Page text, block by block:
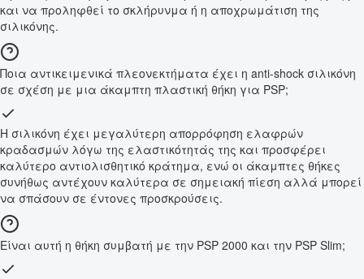
και να προληφθεί το σκλήρυνμα ή η αποχρωμάτιση της
σιλικόνης.
Ποια αντικειμενικά πλεονεκτήματα έχει η anti-shock σιλικόνη
σε σχέση με μια άκαμπτη πλαστική θήκη για PSP;
Η σιλικόνη έχει μεγαλύτερη απορρόφηση ελαφρών
κραδασμών λόγω της ελαστικότητάς της και προσφέρει
καλύτερο αντιολισθητικό κράτημα, ενώ οι άκαμπτες θήκες
συνήθως αντέχουν καλύτερα σε σημειακή πίεση αλλά μπορεί
να σπάσουν σε έντονες προσκρούσεις.
Είναι αυτή η θήκη συμβατή με την PSP 2000 και την PSP Slim;